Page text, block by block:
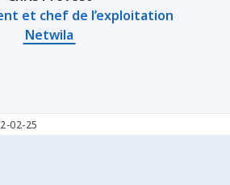
et chef de l’exploitation
Netwila
02-25